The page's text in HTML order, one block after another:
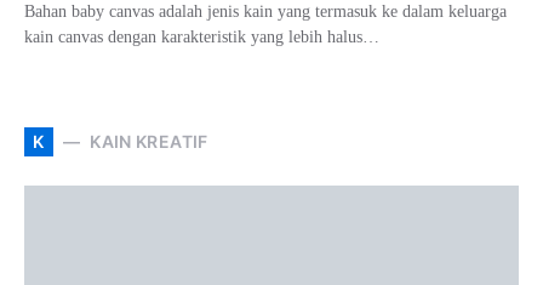
Bahan baby canvas adalah jenis kain yang termasuk ke dalam keluarga
kain canvas dengan karakteristik yang lebih halus…
K KAIN KREATIF